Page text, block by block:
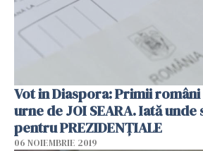
Vot in Diaspora: Primii
urne de JOI SEARA. Iată
pentru PREZIDENȚIALE
06 NOIEMBRIE 2019